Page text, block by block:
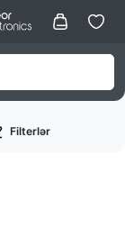
Filterlər